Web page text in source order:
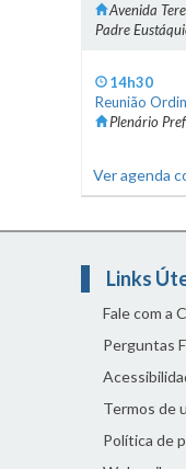
Avenida
Padre
14h30
Reunião
Plenário
Ver agenda
Links
Fale com a
Perguntas
Termos de
Política de